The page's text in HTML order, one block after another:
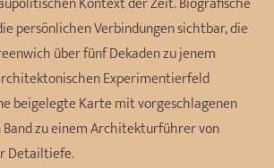
persönlichen Verbindungen sichtbar, die
über fünf Dekaden zu jenem
Experimentierfeld
beigelegte Karte mit vorgeschlagenen
zu einem Architekturführer von
Detailtiefe.